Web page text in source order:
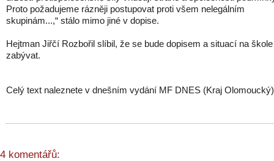
Proto požadujeme rázněji postupovat proti všem nelegálním
skupinám...,“ stálo mimo jiné v dopise.
Hejtman Jiřčí Rozbořil slíbil, že se bude dopisem a situací na škole
zabývat.
Celý text naleznete v dnešním vydání MF DNES (Kraj Olomoucký)
4 komentářů: